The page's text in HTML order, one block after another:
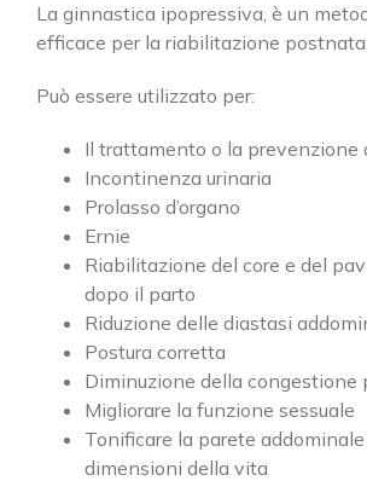
La ginnastica ipopressiva, è un
efficace per la riabilitazione
Può essere utilizzato per:
Il trattamento o la prevenzione
Incontinenza urinaria
Prolasso d’organo
Ernie
Riabilitazione del core e del
dopo il parto
Riduzione delle diastasi
Postura corretta
Diminuzione della congestione
Migliorare la funzione sessuale
Tonificare la parete addominale
dimensioni della vita
Cerca
per:
SEDE DI CASSANO D’ADDA
via Einstein, 27/29
20062 Cassano d'Adda (MI)
Phone:0363.361981
Fax:
0363.362153
Email: info@rovattiplan.it
Web:www.rovattiplan.it